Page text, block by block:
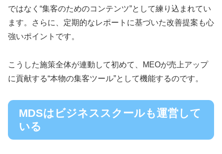
ではなく“集客のためのコンテンツ”として練り込まれてい
ます。さらに、定期的なレポートに基づいた改善提案も心
強いポイントです。
こうした施策全体が連動して初めて、MEOが売上アップ
に貢献する“本物の集客ツール”として機能するのです。
MDSはビジネススクールも運営して
いる